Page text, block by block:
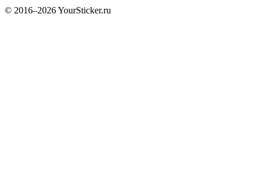
© 2016–2026 YourSticker.ru